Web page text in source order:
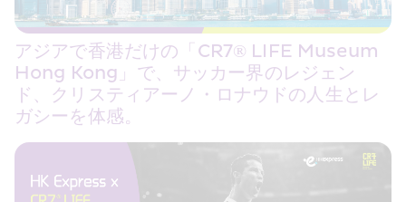
アジアで香港だけの「CR7® LIFE Museum
Hong Kong」で、サッカー界のレジェン
ド、クリスティアーノ・ロナウドの人生とレ
ガシーを体感。